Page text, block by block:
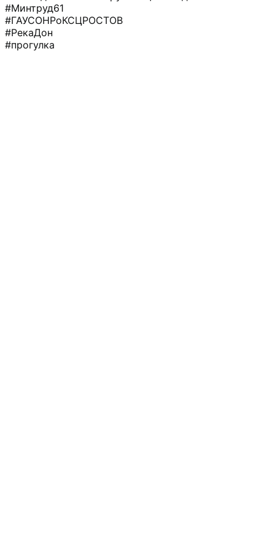
#Минтруд61
#ГАУСОНРоКСЦРОСТОВ
#РекаДон
#прогулка